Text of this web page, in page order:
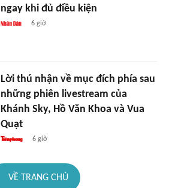
ngay khi đủ điều kiện
6 giờ
Lời thú nhận về mục đích phía sau
những phiên livestream của
Khánh Sky, Hồ Văn Khoa và Vua
Quạt
6 giờ
VỀ TRANG CHỦ